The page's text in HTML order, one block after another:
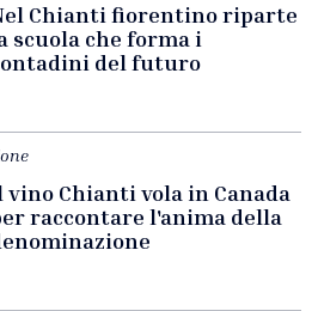
Chianti fiorentino riparte
scuola che forma i
del futuro
vino Chianti vola in Canada
raccontare l'anima della